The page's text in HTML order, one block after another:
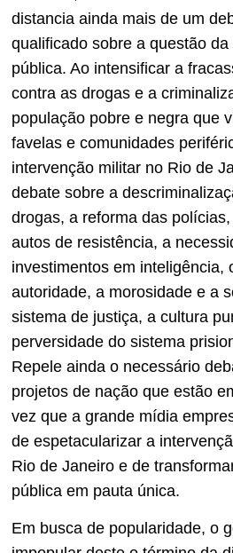
distancia ainda mais de um
qualificado sobre a questão
pública. Ao intensificar a
contra as drogas e a
população pobre e negra que
favelas e comunidades
intervenção militar no Rio de
debate sobre a
drogas, a reforma das
autos de resistência, a
investimentos em inteligência,
autoridade, a morosidade e a
sistema de justiça, a cultura
perversidade do sistema
Repele ainda o necessário
projetos de nação que estão
vez que a grande mídia
de espetacularizar a
Rio de Janeiro e de
pública em pauta única.
Em busca de popularidade, o